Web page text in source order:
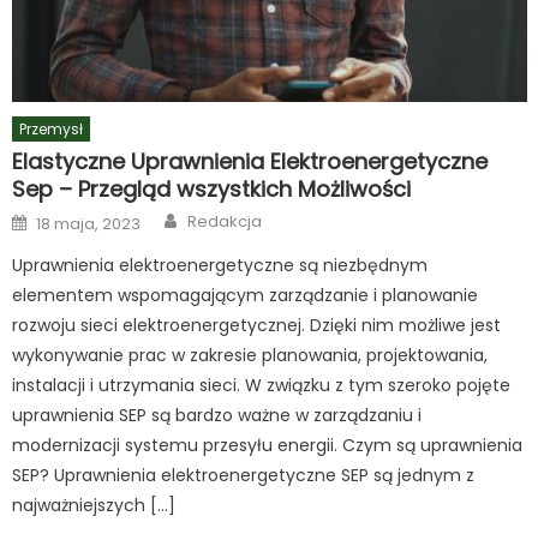
Przemysł
Elastyczne Uprawnienia Elektroenergetyczne
Sep – Przegląd wszystkich Możliwości
Posted
on
18 maja, 2023 Author
Redakcja
Uprawnienia elektroenergetyczne są niezbędnym
elementem wspomagającym zarządzanie i planowanie
rozwoju sieci elektroenergetycznej. Dzięki nim możliwe jest
wykonywanie prac w zakresie planowania, projektowania,
instalacji i utrzymania sieci. W związku z tym szeroko pojęte
uprawnienia SEP są bardzo ważne w zarządzaniu i
modernizacji systemu przesyłu energii. Czym są uprawnienia
SEP? Uprawnienia elektroenergetyczne SEP są jednym z
najważniejszych […]